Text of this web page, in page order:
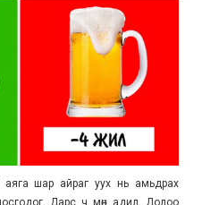
шар айраг уух нь амьдрах
Дарс ч мөн адил. Долоо